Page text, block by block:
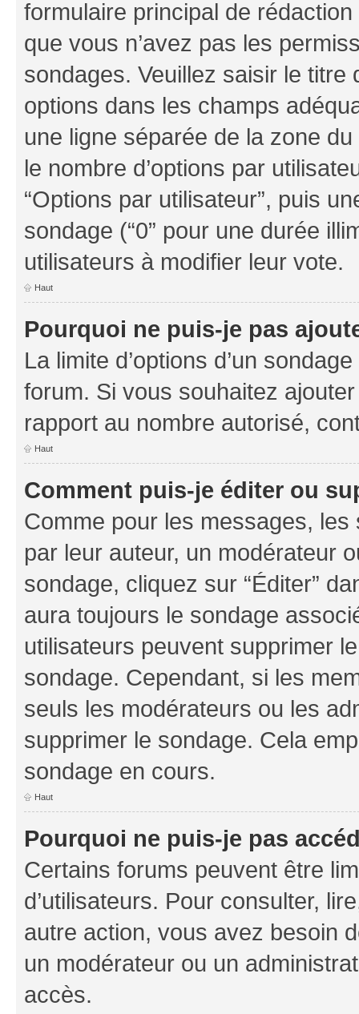
formulaire principal de
que vous n’avez pas les
sondages. Veuillez saisir le
options dans les champs
une ligne séparée de la zone
le nombre d’options par
“Options par utilisateur”, puis
sondage (“0” pour une durée
utilisateurs à modifier leur vote.
Haut
Pourquoi ne puis-je pas
La limite d’options d’un
forum. Si vous souhaitez
rapport au nombre autorisé,
Haut
Comment puis-je éditer ou
Comme pour les messages,
par leur auteur, un modérateur
sondage, cliquez sur “Éditer”
aura toujours le sondage
utilisateurs peuvent supprimer
sondage. Cependant, si les
seuls les modérateurs ou les
supprimer le sondage. Cela
sondage en cours.
Haut
Pourquoi ne puis-je pas
Certains forums peuvent être
d’utilisateurs. Pour consulter,
autre action, vous avez besoin
un modérateur ou un
accès.